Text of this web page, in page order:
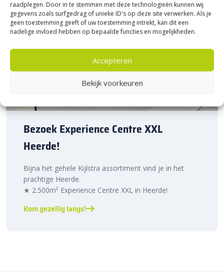
raadplegen. Door in te stemmen met deze technologieën kunnen wij
gegevens zoals surfgedrag of unieke ID's op deze site verwerken. Als je
geen toestemming geeft of uw toestemming intrekt, kan dit een
nadelige invloed hebben op bepaalde functies en mogelijkheden.
Accepteren
Bekijk voorkeuren
Bezoek Experience Centre XXL
Heerde!
Bijna het gehele Kijlstra assortiment vind je in het
prachtige Heerde.
★ 2.500m² Experience Centre XXL in Heerde!
Kom gezellig langs!